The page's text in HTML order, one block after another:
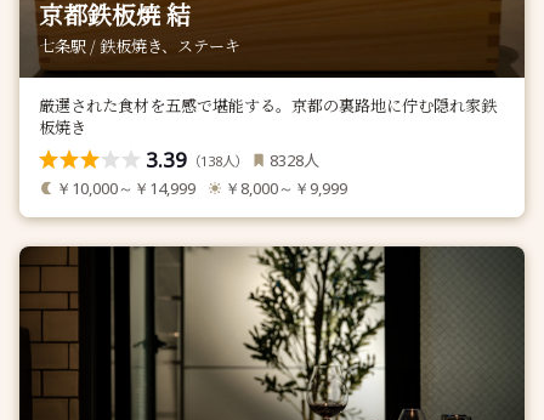
京都鉄板焼 結
七条駅 / 鉄板焼き、ステーキ
厳選された食材を五感で堪能する。京都の裏路地に佇む隠れ家鉄
板焼き
3.39 （138人） 8328人
￥10,000～￥14,999 ￥8,000～￥9,999